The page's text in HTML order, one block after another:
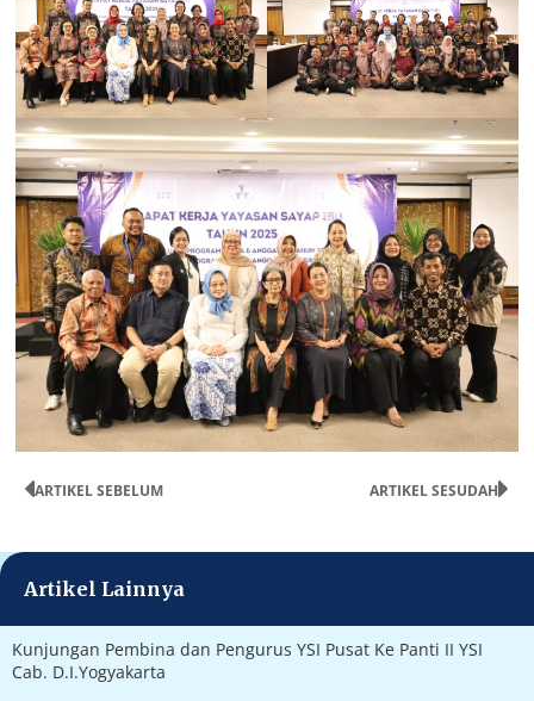
ARTIKEL SEBELUM ARTIKEL SESUDAH
Artikel Lainnya
Kunjungan Pembina dan Pengurus YSI Pusat Ke Panti II YSI
Cab. D.I.Yogyakarta